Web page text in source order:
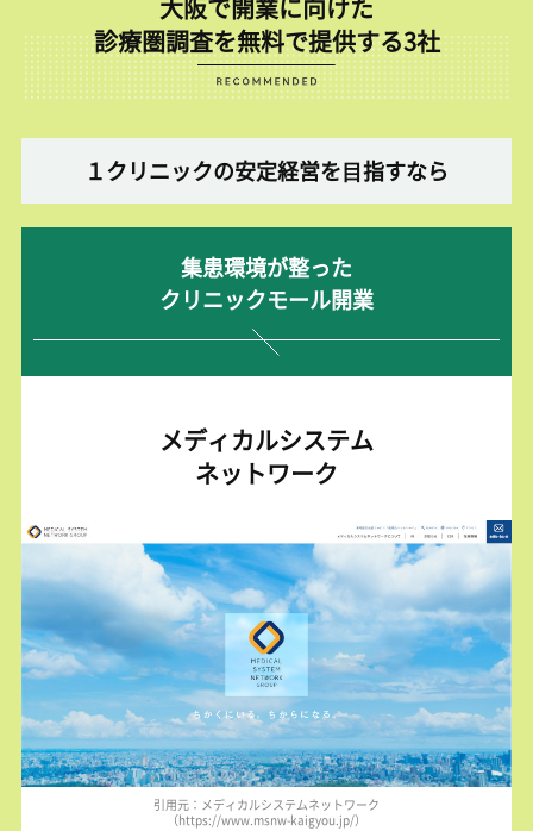
大阪で開業に向けた
診療圏調査を無料で提供する3社
１クリニックの安定経営を⽬指すなら
集患環境が整った
クリニックモール開業
メディカルシステム
ネットワーク
引用元：メディカルシステムネットワーク
（https://www.msnw-kaigyou.jp/）